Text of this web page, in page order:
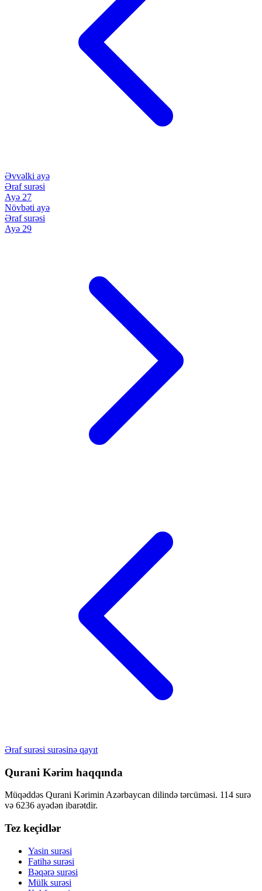
Əvvəlki ayə
Əraf surəsi
Ayə 27
Növbəti ayə
Əraf surəsi
Ayə 29
Əraf surəsi surəsinə qayıt
Qurani Kərim haqqında
Müqəddəs Qurani Kərimin Azərbaycan dilində tərcüməsi. 114 surə
və 6236 ayədən ibarətdir.
Tez keçidlər
Yasin surəsi
Fatihə surəsi
Bəqərə surəsi
Mülk surəsi